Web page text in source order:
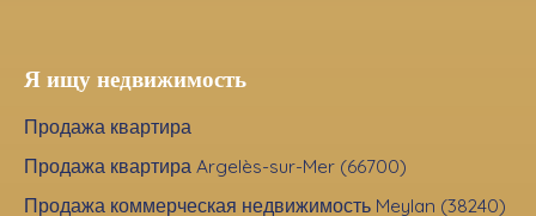
Я ищу недвижимость
Продажа квартира
Продажа квартира Argelès-sur-Mer (66700)
Продажа коммерческая недвижимость Meylan (38240)